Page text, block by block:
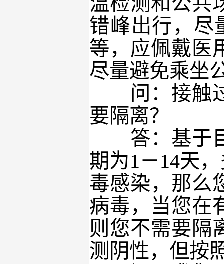
错峰出行，尽
等，应佩戴医
尽量避免乘坐
问：接触过
要隔离？
答：基于目
期为1－14天
毒感染，那么
病毒，当您在
则您不需要隔
测阴性，但按